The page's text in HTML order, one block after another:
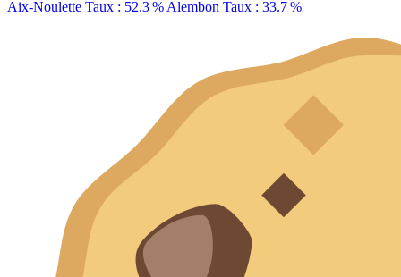
Aix-Noulette Taux : 52.3 % Alembon Taux : 33.7 %